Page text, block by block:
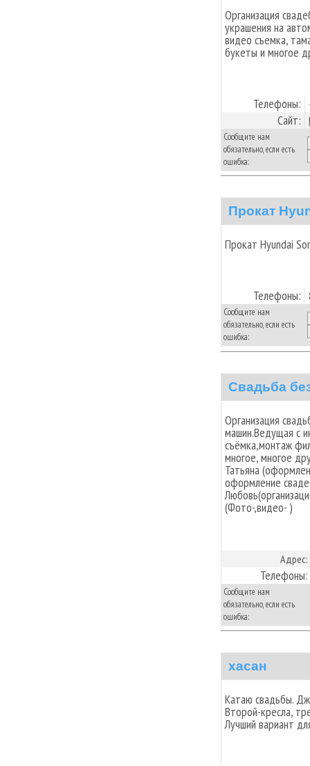
Организация
украшения на
видео съемка,
букеты и многое
Телефоны:
Сайт:
Сообщите нам
обязательно, если есть
ошибка:
Прокат
Прокат Hyundai
Телефоны:
Сообщите нам
обязательно, если есть
ошибка:
Свадьба
Организация
машин.Ведущая с
съёмка,монтаж
многое, многое
Татьяна
оформление
(Фото-,видео- )
Адрес:
Телефоны:
Сообщите нам
обязательно, если есть
ошибка:
хасан
Катаю свадьбы.
Второй-кресла,
Лучший вариант